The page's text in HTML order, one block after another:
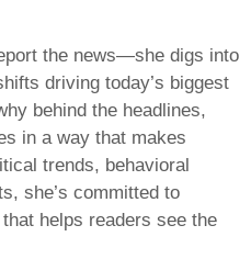
the news—she digs into
driving today’s biggest
behind the headlines,
in a way that makes
trends, behavioral
she’s committed to
helps readers see the